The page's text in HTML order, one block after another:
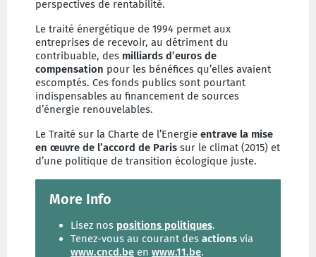
perspectives de rentabilité.
Le traité énergétique de 1994 permet aux
entreprises de recevoir, au détriment du
contribuable, des milliards d’euros de
compensation pour les bénéfices qu’elles avaient
escomptés. Ces fonds publics sont pourtant
indispensables au financement de sources
d’énergie renouvelables.
Le Traité sur la Charte de l’Energie entrave la mise
en œuvre de l’accord de Paris sur le climat (2015) et
d’une politique de transition écologique juste.
More Info
Lisez nos positions politiques.
Tenez-vous au courant des actions via
www.cncd.be en www.11.be.